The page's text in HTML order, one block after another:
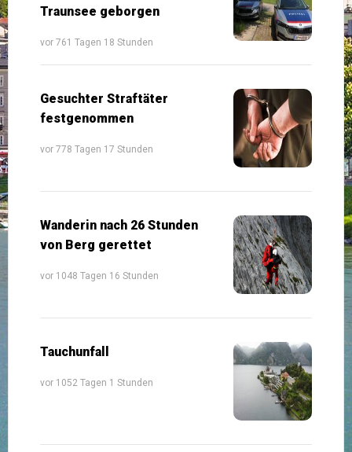
Traunsee geborgen
vor 761 Tagen 18 Stunden
Gesuchter Straftäter
festgenommen
vor 778 Tagen 17 Stunden
Wanderin nach 26 Stunden
von Berg gerettet
vor 1048 Tagen 16 Stunden
Tauchunfall
vor 1052 Tagen 1 Stunden